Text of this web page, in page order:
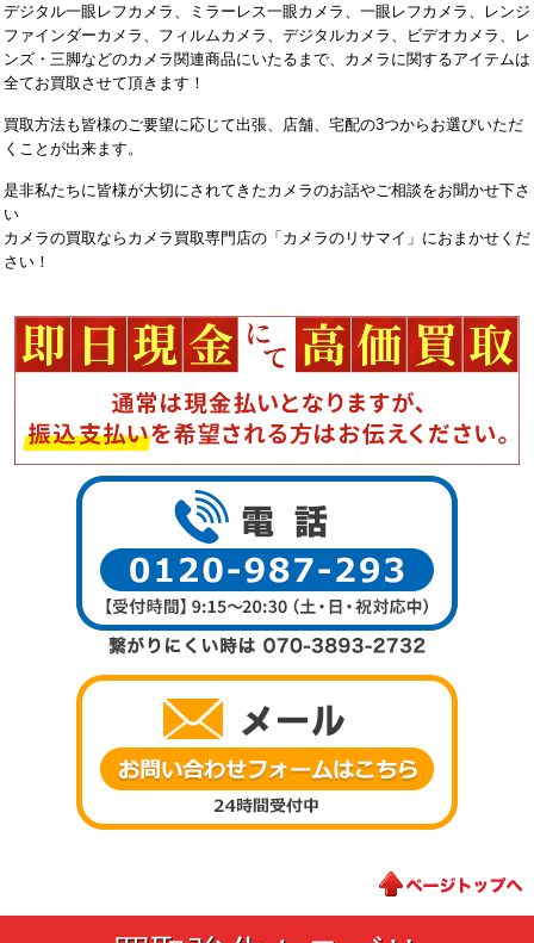
デジタル一眼レフカメラ、ミラーレス一眼カメラ、一眼レフカメラ、レンジ
ファインダーカメラ、フィルムカメラ、デジタルカメラ、ビデオカメラ、レ
ンズ・三脚などのカメラ関連商品にいたるまで、カメラに関するアイテムは
全てお買取させて頂きます！
買取方法も皆様のご要望に応じて出張、店舗、宅配の3つからお選びいただ
くことが出来ます。
是非私たちに皆様が大切にされてきたカメラのお話やご相談をお聞かせ下さ
い
カメラの買取ならカメラ買取専門店の「カメラのリサマイ」におまかせくだ
さい！